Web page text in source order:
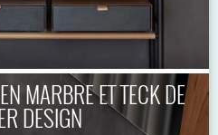
MARBRE ET TECK DE
DESIGN